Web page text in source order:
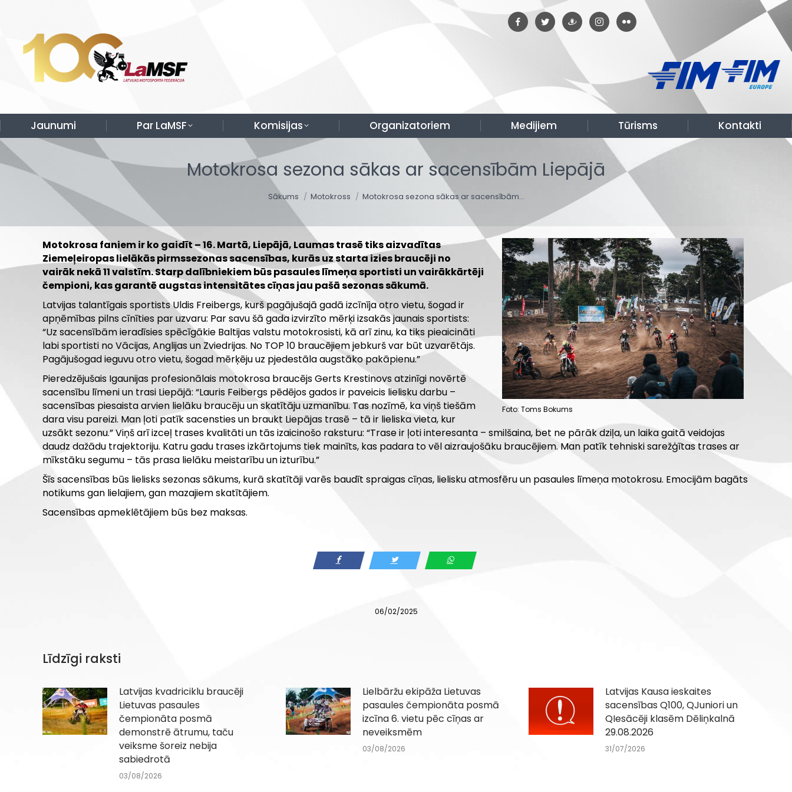
Jaunumi Par LaMSF Komisijas Organizatoriem Medijiem Tūrisms Kontakti
Motokrosa sezona sākas ar sacensībām Liepājā
You are here:
Sākums Motokross Motokrosa sezona sākas ar sacensībām…
Foto: Toms Bokums
Motokrosa faniem ir ko gaidīt – 16. Martā, Liepājā, Laumas trasē tiks aizvadītas
Ziemeļeiropas lielākās pirmssezonas sacensības, kurās uz starta izies braucēji no
vairāk nekā 11 valstīm. Starp dalībniekiem būs pasaules līmeņa sportisti un vairākkārtēji
čempioni, kas garantē augstas intensitātes cīņas jau pašā sezonas sākumā.
Latvijas talantīgais sportists Uldis Freibergs, kurš pagājušajā gadā izcīnīja otro vietu, šogad ir
apņēmības pilns cīnīties par uzvaru: Par savu šā gada izvirzīto mērķi izsakās jaunais sportists:
“Uz sacensībām ieradīsies spēcīgākie Baltijas valstu motokrosisti, kā arī zinu, ka tiks pieaicināti
labi sportisti no Vācijas, Anglijas un Zviedrijas. No TOP 10 braucējiem jebkurš var būt uzvarētājs.
Pagājušogad ieguvu otro vietu, šogad mērķēju uz pjedestāla augstāko pakāpienu.”
Pieredzējušais Igaunijas profesionālais motokrosa braucējs Gerts Krestinovs atzinīgi novērtē
sacensību līmeni un trasi Liepājā: “Lauris Feibergs pēdējos gados ir paveicis lielisku darbu –
sacensības piesaista arvien lielāku braucēju un skatītāju uzmanību. Tas nozīmē, ka viņš tiešām
dara visu pareizi. Man ļoti patīk sacensties un braukt Liepājas trasē – tā ir lieliska vieta, kur
uzsākt sezonu.” Viņš arī izceļ trases kvalitāti un tās izaicinošo raksturu: “Trase ir ļoti interesanta – smilšaina, bet ne pārāk dziļa, un laika gaitā veidojas
daudz dažādu trajektoriju. Katru gadu trases izkārtojums tiek mainīts, kas padara to vēl aizraujošāku braucējiem. Man patīk tehniski sarežģītas trases ar
mīkstāku segumu – tās prasa lielāku meistarību un izturību.”
Šīs sacensības būs lielisks sezonas sākums, kurā skatītāji varēs baudīt spraigas cīņas, lielisku atmosfēru un pasaules līmeņa motokrosu. Emocijām bagāts
notikums gan lielajiem, gan mazajiem skatītājiem.
Sacensības apmeklētājiem būs bez maksas.
06/02/2025
Līdzīgi raksti
Latvijas kvadriciklu braucēji
Lietuvas pasaules
čempionāta posmā
demonstrē ātrumu, taču
veiksme šoreiz nebija
sabiedrotā
03/08/2026
Lielbāržu ekipāža Lietuvas
pasaules čempionāta posmā
izcīna 6. vietu pēc cīņas ar
neveiksmēm
03/08/2026
Latvijas Kausa ieskaites
sacensības Q100, QJuniori un
QIesācēji klasēm Dēliņkalnā
29.08.2026
31/07/2026